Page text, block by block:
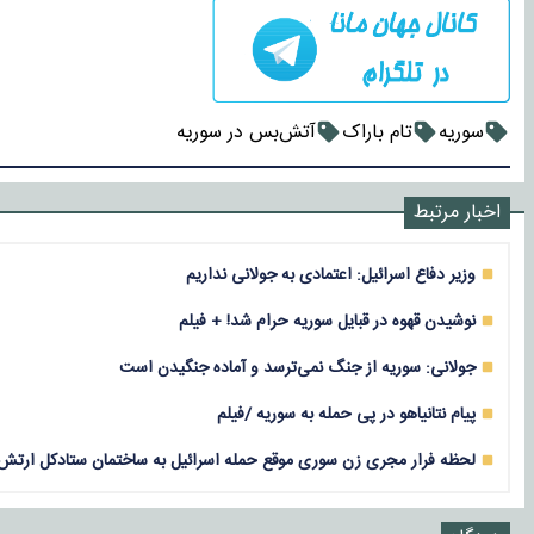
سوریه تام باراک آتش‌بس در سوریه
اخبار مرتبط
وزیر دفاع اسرائیل: اعتمادی به جولانی نداریم
نوشیدن قهوه در قبایل سوریه حرام شد! + فیلم
جولانی: سوریه از جنگ نمی‌ترسد و آماده جنگیدن است
پیام نتانیاهو در پی حمله به سوریه /فیلم
لحظه‌ فرار مجری زن سوری موقع حمله اسرائیل به ساختمان ستادکل